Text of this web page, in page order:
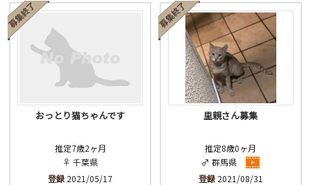
済 未 不明
おっとり猫ちゃんです
推定7歳2ヶ月
♀ 千葉県
登録 2021/05/17
里親さん募集
推定8歳0ヶ月
♂ 群馬県
登録2021/08/31